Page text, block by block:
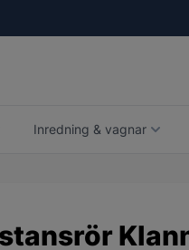
Inredning & vagnar